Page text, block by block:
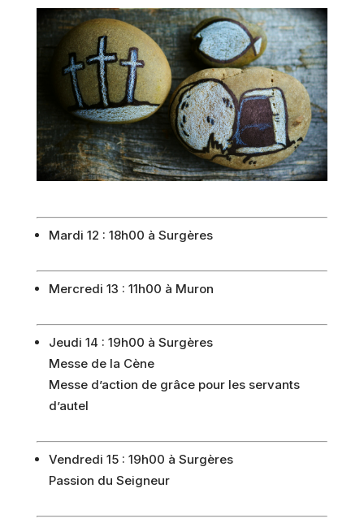
Mardi 12 : 18h00 à Surgères
Mercredi 13 : 11h00 à Muron
Jeudi 14 : 19h00 à Surgères
Messe de la Cène
Messe d’action de grâce pour les servants
d’autel
Vendredi 15 : 19h00 à Surgères
Passion du Seigneur